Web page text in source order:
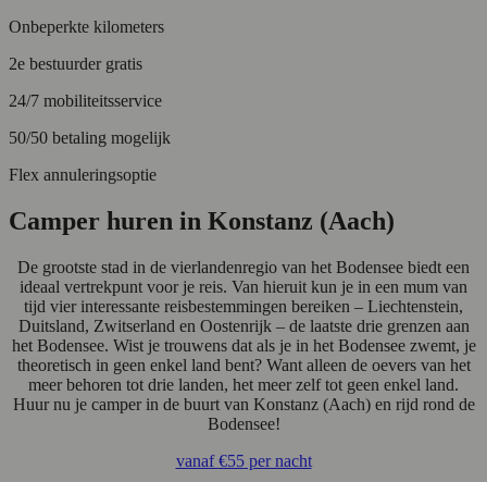
Onbeperkte kilometers
2e bestuurder gratis
24/7 mobiliteitsservice
50/50 betaling mogelijk
Flex annuleringsoptie
Camper huren in Konstanz (Aach)
De grootste stad in de vierlandenregio van het Bodensee biedt een
ideaal vertrekpunt voor je reis. Van hieruit kun je in een mum van
tijd vier interessante reisbestemmingen bereiken – Liechtenstein,
Duitsland, Zwitserland en Oostenrijk – de laatste drie grenzen aan
het Bodensee. Wist je trouwens dat als je in het Bodensee zwemt, je
theoretisch in geen enkel land bent? Want alleen de oevers van het
meer behoren tot drie landen, het meer zelf tot geen enkel land.
Huur nu je camper in de buurt van Konstanz (Aach) en rijd rond de
Bodensee!
vanaf€55per nacht